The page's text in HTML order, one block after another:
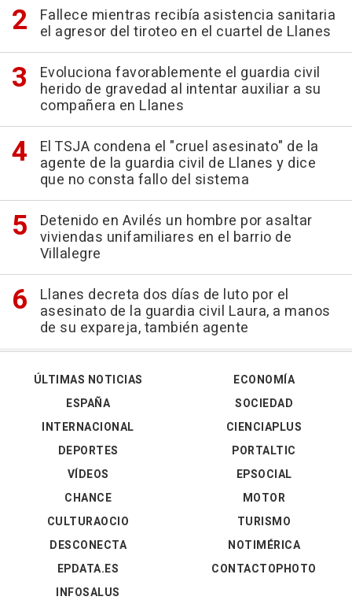
Fallece mientras recibía asistencia sanitaria
el agresor del tiroteo en el cuartel de Llanes
Evoluciona favorablemente el guardia civil
herido de gravedad al intentar auxiliar a su
compañera en Llanes
El TSJA condena el "cruel asesinato" de la
agente de la guardia civil de Llanes y dice
que no consta fallo del sistema
Detenido en Avilés un hombre por asaltar
viviendas unifamiliares en el barrio de
Villalegre
Llanes decreta dos días de luto por el
asesinato de la guardia civil Laura, a manos
de su expareja, también agente
ÚLTIMAS NOTICIAS
ESPAÑA
INTERNACIONAL
DEPORTES
VÍDEOS
ECONOMÍA
SOCIEDAD
CIENCIAPLUS
PORTALTIC
EPSOCIAL
CHANCE
CULTURAOCIO
DESCONECTA
EPDATA.ES
INFOSALUS
MOTOR
TURISMO
NOTIMÉRICA
CONTACTOPHOTO